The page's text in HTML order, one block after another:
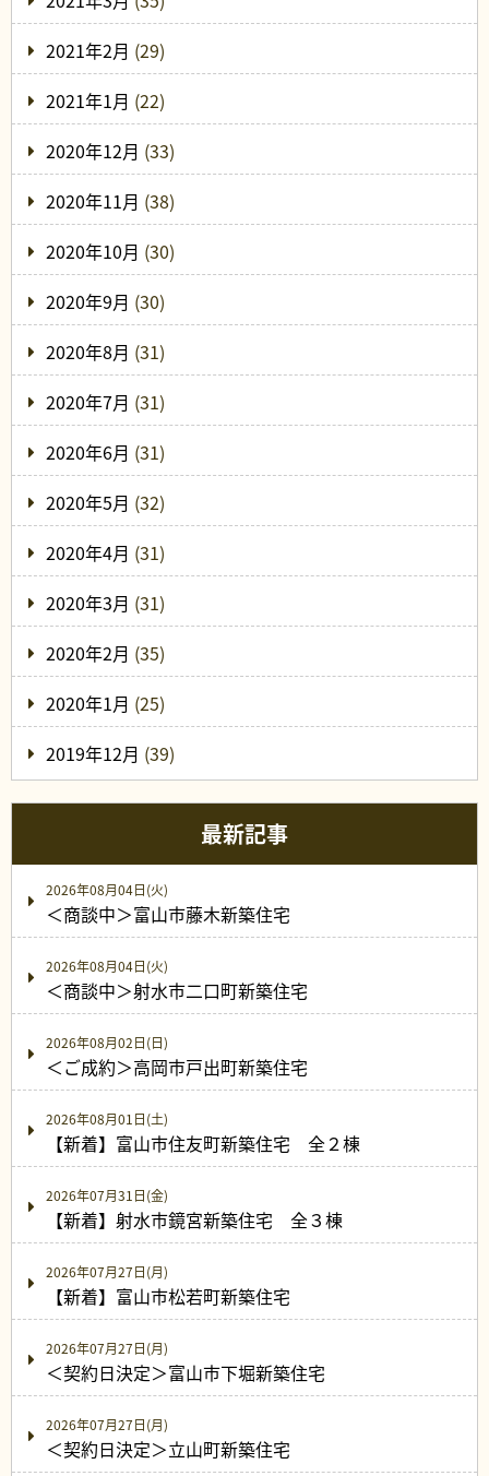
2021年2月 (29)
2021年1月 (22)
2020年12月 (33)
2020年11月 (38)
2020年10月 (30)
2020年9月 (30)
2020年8月 (31)
2020年7月 (31)
2020年6月 (31)
2020年5月 (32)
2020年4月 (31)
2020年3月 (31)
2020年2月 (35)
2020年1月 (25)
2019年12月 (39)
最新記事
2026年08月04日(火)
＜商談中＞富山市藤木新築住宅
2026年08月04日(火)
＜商談中＞射水市二口町新築住宅
2026年08月02日(日)
＜ご成約＞高岡市戸出町新築住宅
2026年08月01日(土)
【新着】富山市住友町新築住宅 全２棟
2026年07月31日(金)
【新着】射水市鏡宮新築住宅 全３棟
2026年07月27日(月)
【新着】富山市松若町新築住宅
2026年07月27日(月)
＜契約日決定＞富山市下堀新築住宅
2026年07月27日(月)
＜契約日決定＞立山町新築住宅